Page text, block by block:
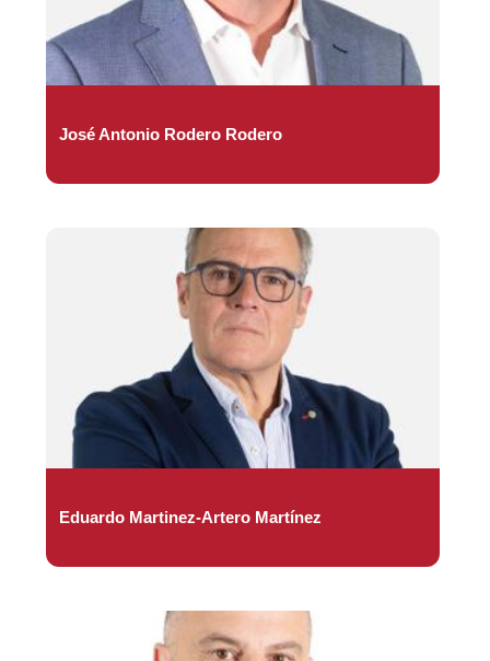
José Antonio Rodero Rodero
Eduardo Martinez-Artero Martínez